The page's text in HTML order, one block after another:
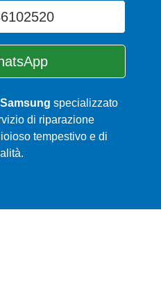
specializzato
di riparazione
tempestivo e di